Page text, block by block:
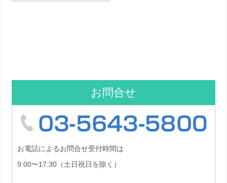
お問合せ
お電話によるお問合せ受付時間は
9:00〜17:30（土日祝日を除く）